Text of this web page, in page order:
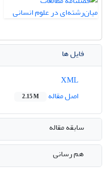
فایل ها
اصل مقاله
2.15 M
سابقه مقاله
هم رسانی